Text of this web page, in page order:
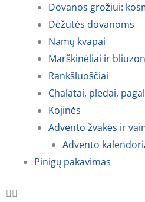
Dovanos grožiui:
Dėžutės dovanoms
Namų kvapai
Marškinėliai ir
Rankšluoščiai
Chalatai, pledai,
Kojinės
Advento žvakės ir
Advento
Pinigų pakavimas